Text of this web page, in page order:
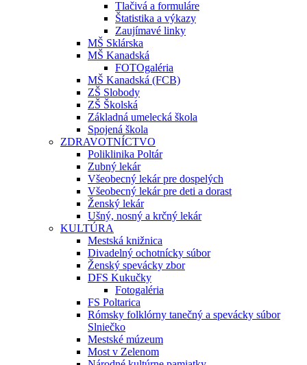
Tlačivá a formuláre
Štatistika a výkazy
Zaujímavé linky
MŠ Sklárska
MŠ Kanadská
FOTOgaléria
MŠ Kanadská (FCB)
ZŠ Slobody
ZŠ Školská
Základná umelecká škola
Spojená škola
ZDRAVOTNÍCTVO
Poliklinika Poltár
Zubný lekár
Všeobecný lekár pre dospelých
Všeobecný lekár pre deti a dorast
Ženský lekár
Ušný, nosný a krčný lekár
KULTÚRA
Mestská knižnica
Divadelný ochotnícky súbor
Ženský spevácky zbor
DFS Kukučky
Fotogaléria
FS Poltarica
Rómsky folklórny tanečný a spevácky súbor
Slniečko
Mestské múzeum
Most v Zelenom